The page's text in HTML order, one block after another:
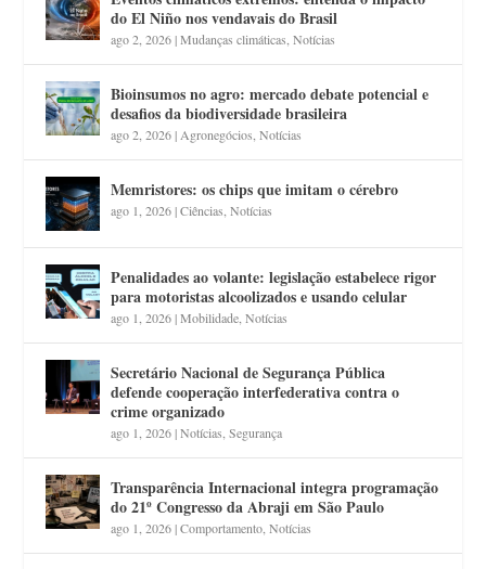
do El Niño nos vendavais do Brasil
ago 2, 2026|Mudanças climáticas ,Notícias
Bioinsumos no agro: mercado debate potencial e
desafios da biodiversidade brasileira
ago 2, 2026| Agronegócios ,Notícias
Memristores: os chips que imitam o cérebro
ago 1, 2026|Ciências ,Notícias
Penalidades ao volante: legislação estabelece rigor
para motoristas alcoolizados e usando celular
ago 1, 2026|Mobilidade ,Notícias
Secretário Nacional de Segurança Pública
defende cooperação interfederativa contra o
crime organizado
ago 1, 2026|Notícias ,Segurança
Transparência Internacional integra programação
do 21º Congresso da Abraji em São Paulo
ago 1, 2026|Comportamento ,Notícias